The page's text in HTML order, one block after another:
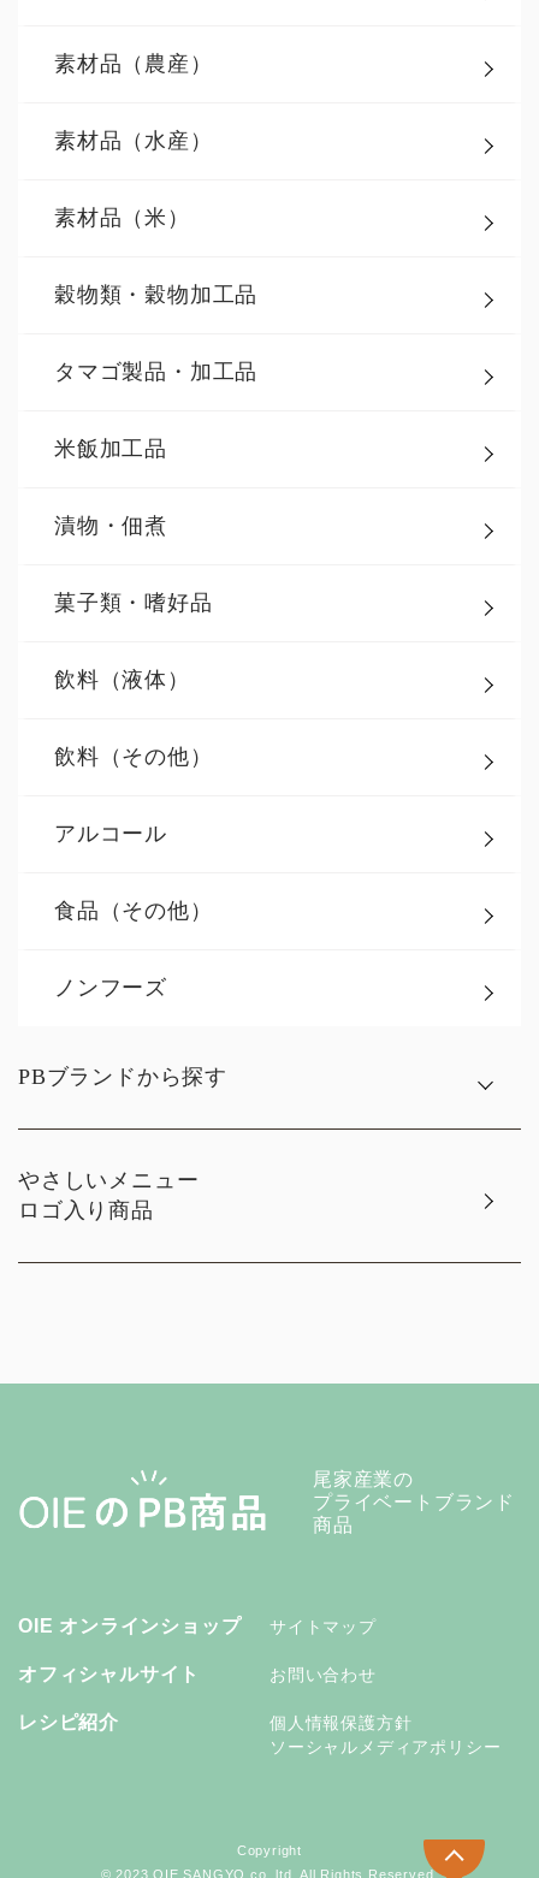
素材品（農産）
素材品（水産）
素材品（米）
穀物類・穀物加工品
タマゴ製品・加工品
米飯加工品
漬物・佃煮
菓子類・嗜好品
飲料（液体）
飲料（その他）
アルコール
食品（その他）
ノンフーズ
PBブランドから探す
やさしいメニュー
ロゴ入り商品
尾家産業の
プライベートブランド
商品
OIE オンラインショップ
オフィシャルサイト
レシピ紹介
サイトマップ
お問い合わせ
個人情報保護方針
ソーシャルメディアポリシー
Copyright
© 2023 OIE SANGYO co.,ltd. All Rights Reserved.